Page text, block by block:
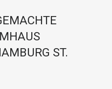
ST.